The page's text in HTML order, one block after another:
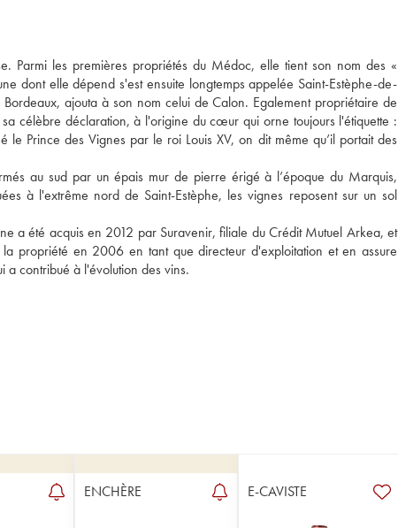
Parmi les premières propriétés du Médoc, elle tient son nom des «
dont elle dépend s'est ensuite longtemps appelée Saint-Estèphe-de-
ajouta à son nom celui de Calon. Egalement propriétaire de
célèbre déclaration, à l'origine du cœur qui orne toujours l'étiquette :
Prince des Vignes par le roi Louis XV, on dit même qu’il portait des
au sud par un épais mur de pierre érigé à l’époque du Marquis,
à l'extrême nord de Saint-Estèphe, les vignes reposent sur un sol
a été acquis en 2012 par Suravenir, filiale du Crédit Mutuel Arkea, et
propriété en 2006 en tant que directeur d'exploitation et en assure
contribué à l'évolution des vins.
ENCHÈRE E-CAVISTE